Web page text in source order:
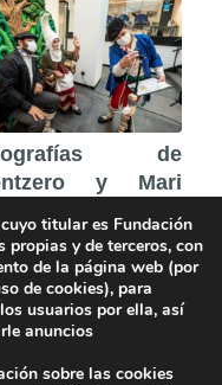
de
y Mari
de La
por
2021
2021
titular es Fundación
propias y de terceros, con
de la página web (por
de cookies), para
usuarios por ella, así
anuncios
sobre las cookies